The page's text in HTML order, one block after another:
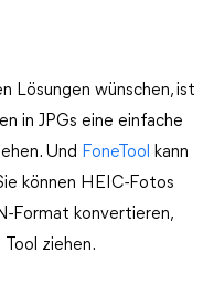
Lösungen wünschen, ist
in JPGs eine einfache
Und FoneTool
kann
können HEIC-Fotos
Format konvertieren,
ziehen.